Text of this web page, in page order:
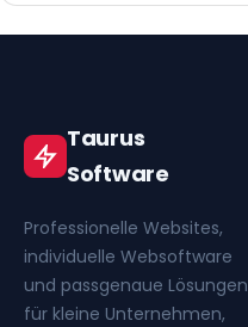
Taurus
Software
Professionelle Websites,
individuelle Websoftware
und passgenaue Lösungen
für kleine Unternehmen,